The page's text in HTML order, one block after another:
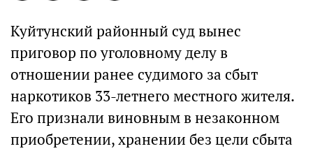
Куйтунский районный суд вынес
приговор по уголовному делу в
отношении ранее судимого за сбыт
наркотиков 33-летнего местного жителя.
Его признали виновным в незаконном
приобретении, хранении без цели сбыта